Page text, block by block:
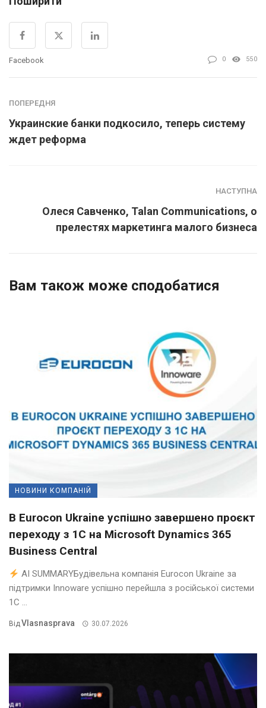
Facebook 0 550
ПОПЕРЕДНЯ
Украинские банки подкосило, теперь систему
ждет реформа
НАСТУПНА
Олеся Савченко, Talan Communications, о
прелестях маркетинга малого бизнеса
Вам також може сподобатися
НОВИНИ КОМПАНІЙ
В Eurocon Ukraine успішно завершено проєкт
переходу з 1С на Microsoft Dynamics 365
Business Central
AI SUMMARYБудівельна компанія Eurocon Ukraine за
підтримки Innoware успішно перейшла з російської системи
1С ...
ВідVlasnasprava 30.07.2026